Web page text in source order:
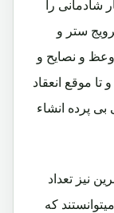
شادمانی را
ستر و
وعظ و نصایح و
موقع انعقاد
بی پرده انشاء
نیز تعداد
که